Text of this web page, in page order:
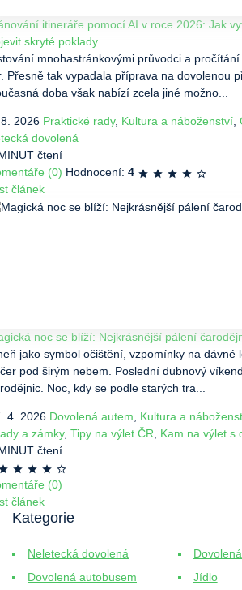
itineráře pomocí AI v roce 2026: Jak
skryté poklady
mnohastránkovými průvodci a
Přesně tak vypadala příprava na dovolenou
doba však nabízí zcela jiné možno...
2026 Praktické rady, Kultura a náboženství,
dovolená
čtení
(0) Hodnocení: 4
článek
noc se blíží: Nejkrásnější pálení
jako symbol očištění, vzpomínky na dávné
pod širým nebem. Poslední dubnový
Noc, kdy se podle starých tra...
4. 2026 Dovolená autem, Kultura a
a zámky, Tipy na výlet ČR, Kam na výlet s
čtení
(0)
článek
Kategorie
Neletecká dovolená
Dovolená autobusem
Jídlo